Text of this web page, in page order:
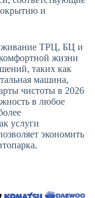
и
ТРЦ, БЦ и
жизни
таких как
машина,
чистоты в 2026
в любое
услуги
экономить